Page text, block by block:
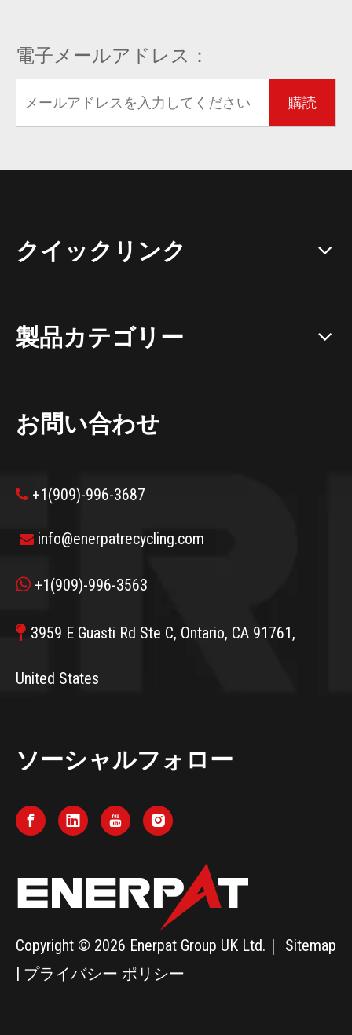
電子メールアドレス：
購読
クイックリンク
製品カテゴリー
お問い合わせ
 +1(909)-996-3687
 info@enerpatrecycling.com
 +1(909)-996-3563
 3959 E Guasti Rd Ste C, Ontario, CA 91761,
United States
ソーシャルフォロー
Copyright © 2026 Enerpat Group UK Ltd.｜ Sitemap
プライバシー ポリシー